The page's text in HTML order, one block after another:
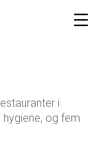
i
og fem